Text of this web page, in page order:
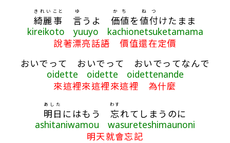
綺麗
きれい
事
こと
言
ゆ
うよ 価値
かち
を値
ね
付
つ
けたまま
kireikoto yuuyo kachionetsuketamama
說著漂亮話語 價值還在定價
おいでって おいでって おいでってなんで
oidette oidette oidettenande
來這裡來這裡來這裡 為什麼
明日
あした
にはもう 忘
わす
れてしまうのに
ashitaniwamou wasureteshimaunoni
明天就會忘記